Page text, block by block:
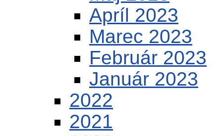
Apríl 2023
Marec 2023
Február 2023
Január 2023
2022
2021